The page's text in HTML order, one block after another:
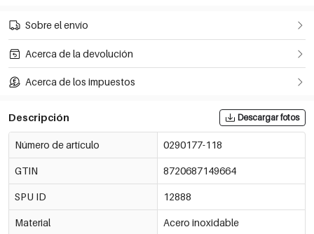
Sobre el envío
Acerca de la devolución
Acerca de los impuestos
Descripción Descargar fotos
Número de artículo 0290177-118
GTIN 8720687149664
SPU ID 12888
Material Acero inoxidable